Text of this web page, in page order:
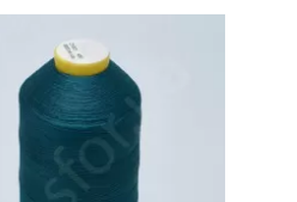
Туреччина
100% CF nylon